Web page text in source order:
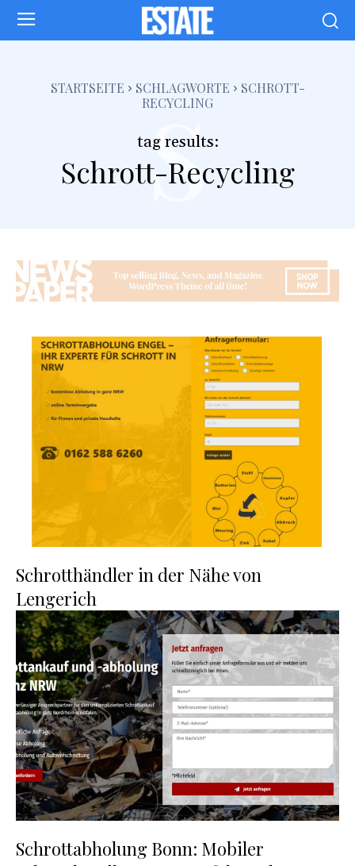
STARTSEITE SCHLAGWORTE
SCHROTT-
RECYCLING
tag results:
Schrott-Recycling
s
Schrotthändler in der Nähe von
Lengerich
Schrottabholung Bonn: Mobiler